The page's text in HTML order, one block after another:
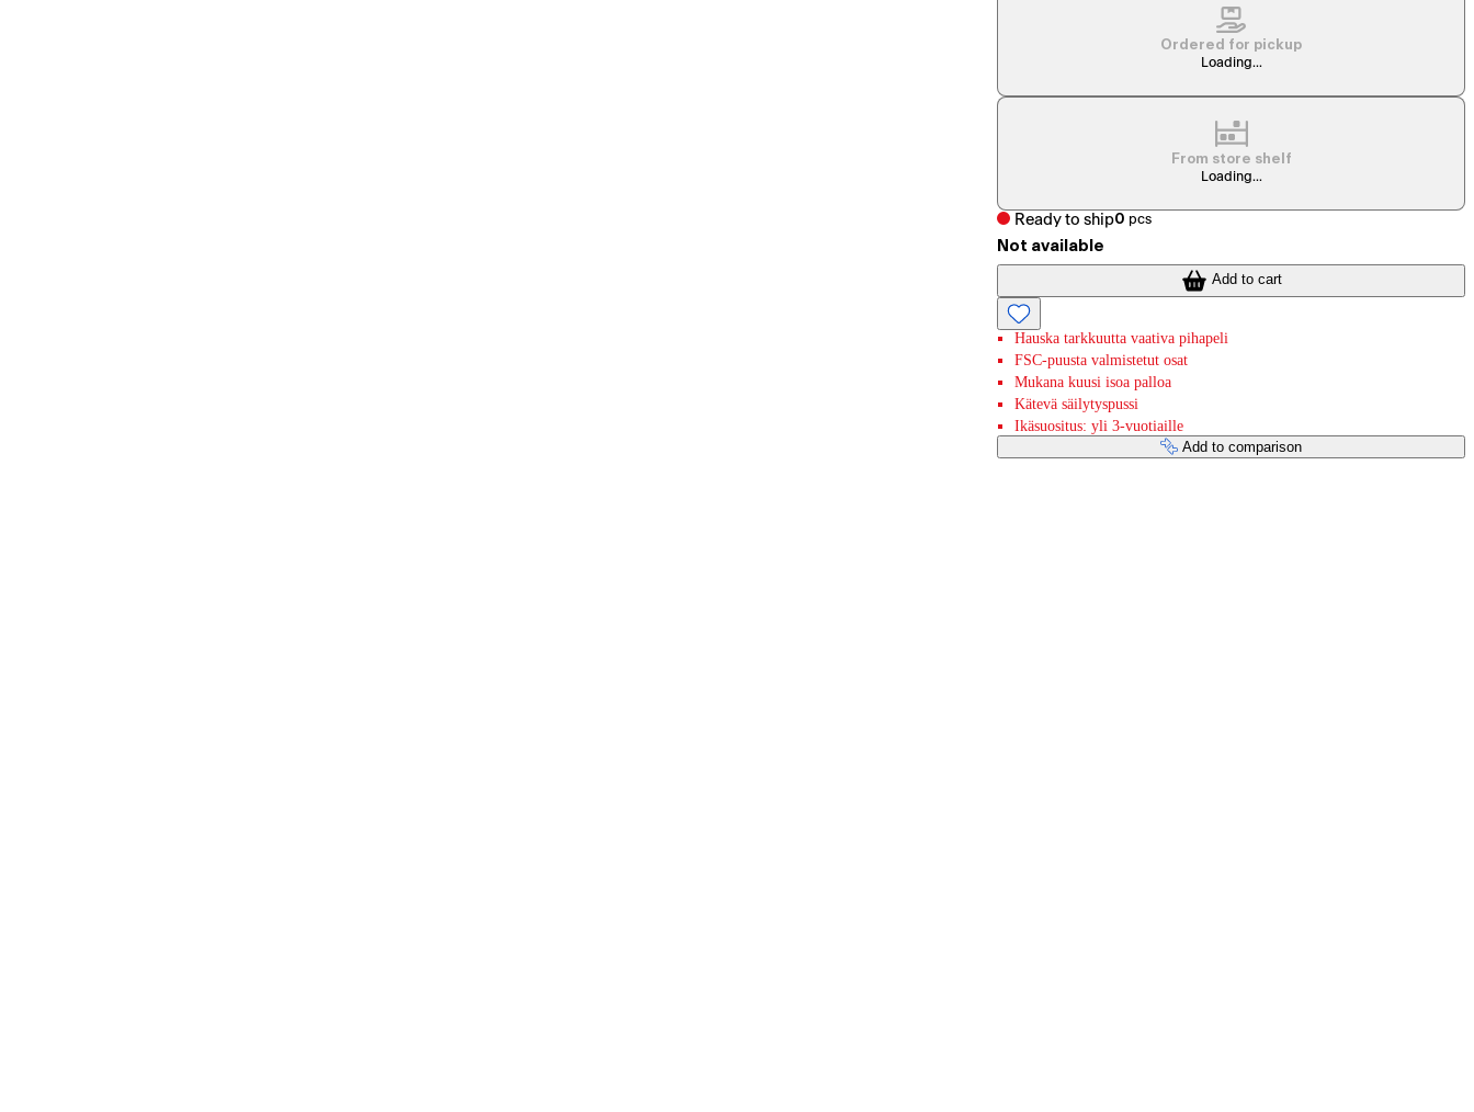
Ordered for pickup
Loading...
From store shelf
Loading...
Ready to ship0 pcs
Not available
Add to cart
Hauska tarkkuutta vaativa pihapeli
FSC-puusta valmistetut osat
Mukana kuusi isoa palloa
Kätevä säilytyspussi
Ikäsuositus: yli 3-vuotiaille
Add to comparison